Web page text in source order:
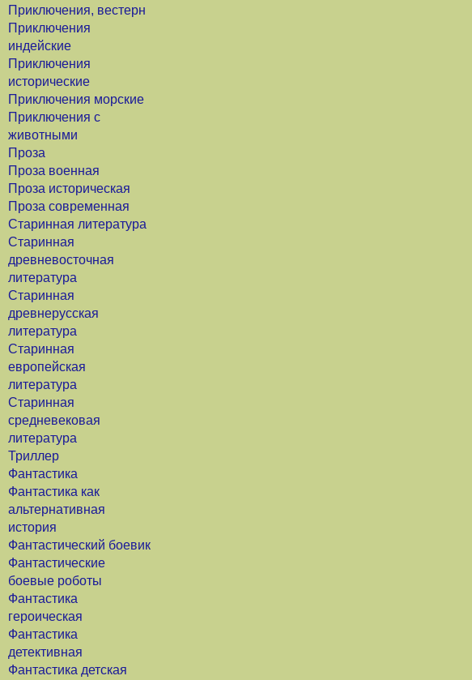
Приключения, вестерн
Приключения
индейские
Приключения
исторические
Приключения морские
Приключения с
животными
Проза
Проза военная
Проза историческая
Проза современная
Старинная литература
Старинная
древневосточная
литература
Старинная
древнерусская
литература
Старинная
европейская
литература
Старинная
средневековая
литература
Триллер
Фантастика
Фантастика как
альтернативная
история
Фантастический боевик
Фантастические
боевые роботы
Фантастика
героическая
Фантастика
детективная
Фантастика детская